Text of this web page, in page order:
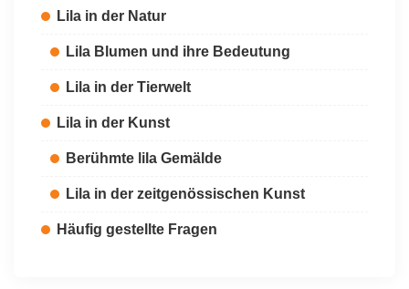
Lila in der Natur
Lila Blumen und ihre Bedeutung
Lila in der Tierwelt
Lila in der Kunst
Berühmte lila Gemälde
Lila in der zeitgenössischen Kunst
Häufig gestellte Fragen